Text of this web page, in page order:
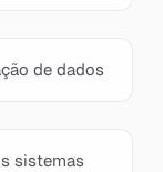
de dados
sistemas